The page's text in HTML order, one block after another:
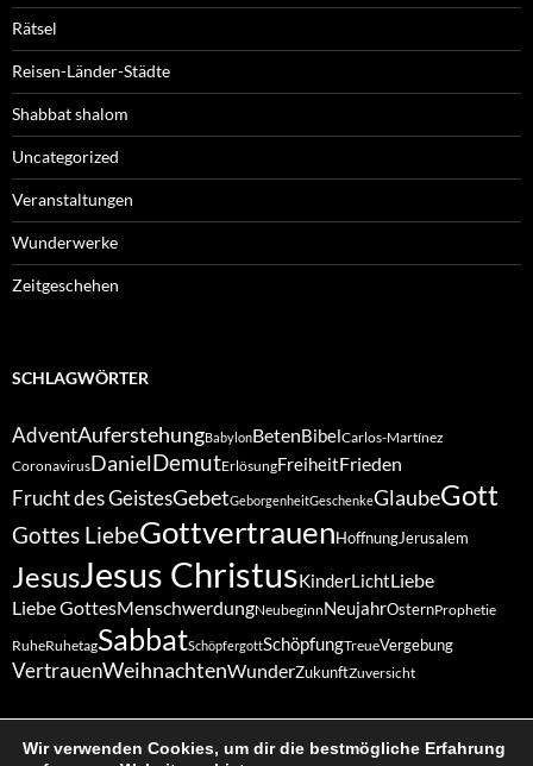
Rätsel
Reisen-Länder-Städte
Shabbat shalom
Uncategorized
Veranstaltungen
Wunderwerke
Zeitgeschehen
SCHLAGWÖRTER
AdventAuferstehungBabylonBetenBibelCarlos-Martínez
CoronavirusDanielDemutErlösungFreiheitFrieden
Frucht des GeistesGebetGeborgenheitGeschenkeGlaubeGott
Gottes LiebeGottvertrauenHoffnungJerusalem
JesusJesus ChristusKinderLichtLiebe
Liebe GottesMenschwerdungNeubeginnNeujahrOsternProphetie
RuheRuhetagSabbatSchöpfergottSchöpfungTreueVergebung
VertrauenWeihnachtenWunderZukunftZuversicht
Wir verwenden Cookies, um dir die bestmögliche Erfahrung